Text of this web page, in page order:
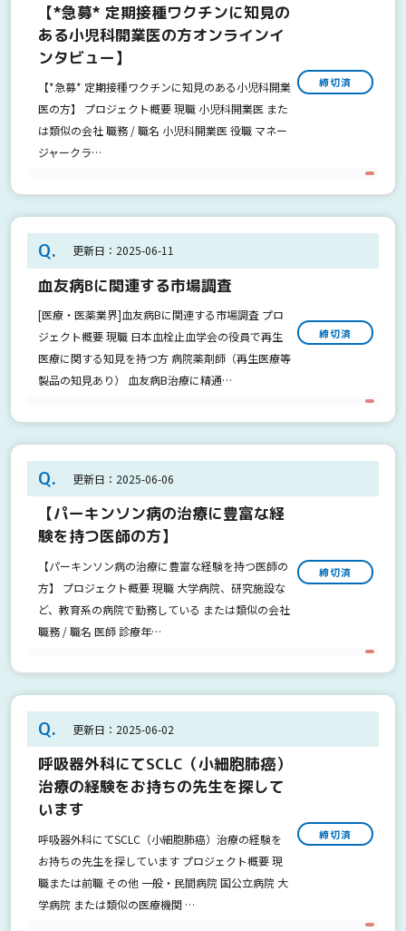
【*急募* 定期接種ワクチンに知見の
ある小児科開業医の方オンラインイ
ンタビュー】
【*急募* 定期接種ワクチンに知見のある小児科開業
医の方】 プロジェクト概要 現職 小児科開業医 また
は類似の会社 職務 / 職名 小児科開業医 役職 マネー
ジャークラ…
締切済
Q. 更新日：2025-06-11
血友病Bに関連する市場調査
[医療・医薬業界]血友病Bに関連する市場調査 プロ
ジェクト概要 現職 日本血栓止血学会の役員で再生
医療に関する知見を持つ方 病院薬剤師（再生医療等
製品の知見あり） 血友病B治療に精通…
締切済
Q. 更新日：2025-06-06
【パーキンソン病の治療に豊富な経
験を持つ医師の方】
【パーキンソン病の治療に豊富な経験を持つ医師の
方】 プロジェクト概要 現職 大学病院、研究施設な
ど、教育系の病院で勤務している または類似の会社
職務 / 職名 医師 診療年…
締切済
Q. 更新日：2025-06-02
呼吸器外科にてSCLC（小細胞肺癌）
治療の経験をお持ちの先生を探して
います
呼吸器外科にてSCLC（小細胞肺癌）治療の経験を
お持ちの先生を探しています プロジェクト概要 現
職または前職 その他 一般・民間病院 国公立病院 大
学病院 または類似の医療機関 …
締切済